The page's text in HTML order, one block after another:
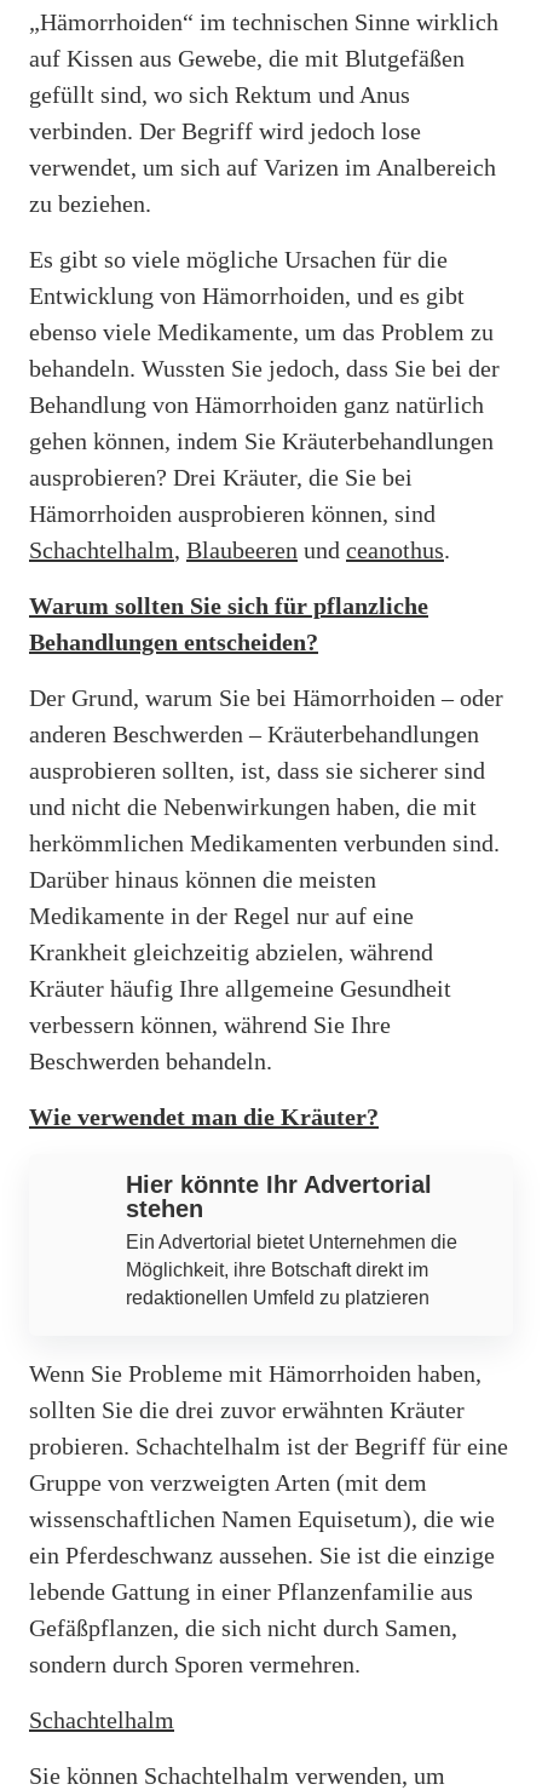
„Hämorrhoiden“ im technischen Sinne wirklich
auf Kissen aus Gewebe, die mit Blutgefäßen
gefüllt sind, wo sich Rektum und Anus
verbinden. Der Begriff wird jedoch lose
verwendet, um sich auf Varizen im Analbereich
zu beziehen.
Es gibt so viele mögliche Ursachen für die
Entwicklung von Hämorrhoiden, und es gibt
ebenso viele Medikamente, um das Problem zu
behandeln. Wussten Sie jedoch, dass Sie bei der
Behandlung von Hämorrhoiden ganz natürlich
gehen können, indem Sie Kräuterbehandlungen
ausprobieren? Drei Kräuter, die Sie bei
Hämorrhoiden ausprobieren können, sind
Schachtelhalm, Blaubeeren und ceanothus.
Warum sollten Sie sich für pflanzliche
Behandlungen entscheiden?
Der Grund, warum Sie bei Hämorrhoiden – oder
anderen Beschwerden – Kräuterbehandlungen
ausprobieren sollten, ist, dass sie sicherer sind
und nicht die Nebenwirkungen haben, die mit
herkömmlichen Medikamenten verbunden sind.
Darüber hinaus können die meisten
Medikamente in der Regel nur auf eine
Krankheit gleichzeitig abzielen, während
Kräuter häufig Ihre allgemeine Gesundheit
verbessern können, während Sie Ihre
Beschwerden behandeln.
Wie verwendet man die Kräuter?
Hier könnte Ihr Advertorial
stehen
Ein Advertorial bietet Unternehmen die
Möglichkeit, ihre Botschaft direkt im
redaktionellen Umfeld zu platzieren
Wenn Sie Probleme mit Hämorrhoiden haben,
sollten Sie die drei zuvor erwähnten Kräuter
probieren. Schachtelhalm ist der Begriff für eine
Gruppe von verzweigten Arten (mit dem
wissenschaftlichen Namen Equisetum), die wie
ein Pferdeschwanz aussehen. Sie ist die einzige
lebende Gattung in einer Pflanzenfamilie aus
Gefäßpflanzen, die sich nicht durch Samen,
sondern durch Sporen vermehren.
Schachtelhalm
Sie können Schachtelhalm verwenden, um